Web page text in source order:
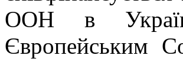
ООН в
Європейським